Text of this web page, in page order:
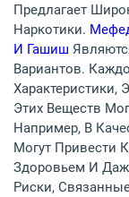
Предлагает
Наркотики.
И Гашиш
Вариантов.
Этих Веществ
Например, В
Могут Привести
Здоровьем И
Риски,